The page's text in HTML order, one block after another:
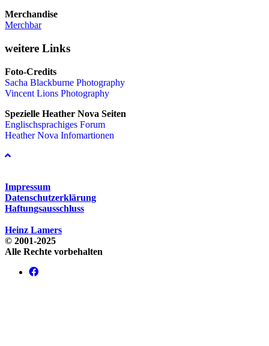
Merchandise
Merchbar
weitere Links
Foto-Credits
Sacha Blackburne Photography
Vincent Lions Photography
Spezielle Heather Nova Seiten
Englischsprachiges Forum
Heather Nova Infomartionen
Impressum
Datenschutzerklärung
Haftungsausschluss
Heinz Lamers
© 2001-2025
Alle Rechte vorbehalten